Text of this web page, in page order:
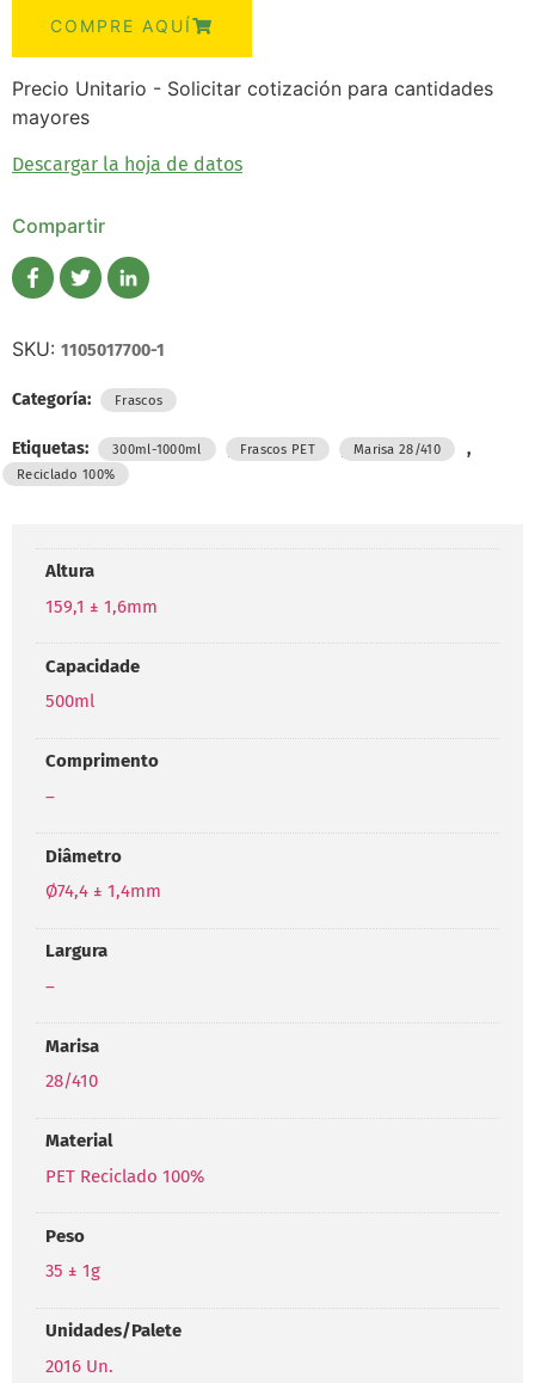
COMPRE AQUÍ
Precio Unitario - Solicitar cotización para cantidades
mayores
Descargar la hoja de datos
Compartir
SKU: 1105017700-1
Categoría: Frascos
Etiquetas: 300ml-1000ml , Frascos PET , Marisa 28/410 ,
Reciclado 100%
Altura
159,1 ± 1,6mm
Capacidade
500ml
Comprimento
–
Diâmetro
Ø74,4 ± 1,4mm
Largura
–
Marisa
28/410
Material
PET Reciclado 100%
Peso
35 ± 1g
Unidades/Palete
2016 Un.